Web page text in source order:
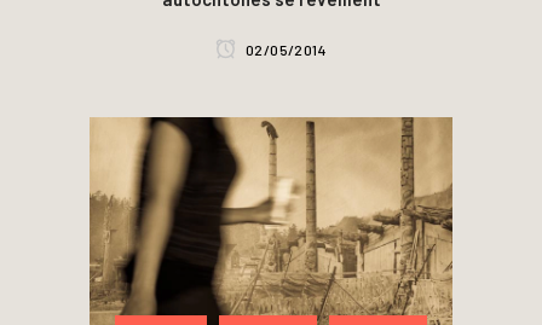
02/05/2014